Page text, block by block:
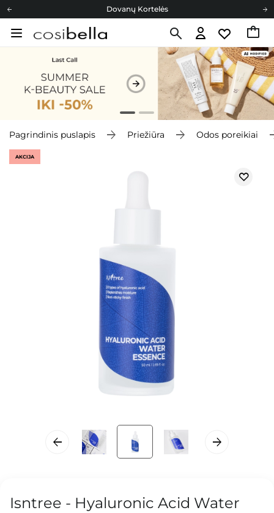
Dovanų Kortelės
Cosibella lojalumo programa
Dovanų Kortelės
Pagrindinis puslapis Priežiūra Odos poreikiai
AKCIJA
Isntree - Hyaluronic Acid Water